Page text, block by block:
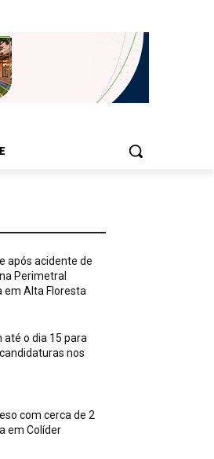
após acidente de
Perimetral
em Alta Floresta
até o dia 15 para
nos
com cerca de 2
em Colíder